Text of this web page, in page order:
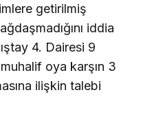
getirilmiş
iddia
4. Dairesi 9
oya karşın 3
ilişkin talebi